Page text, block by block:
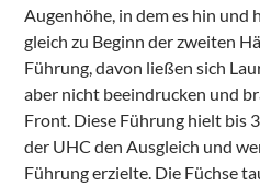
Augenhöhe, in dem es hin und
gleich zu Beginn der zweiten
Führung, davon ließen sich
aber nicht beeindrucken und
Front. Diese Führung hielt bis
der UHC den Ausgleich und
Führung erzielte. Die Füchse